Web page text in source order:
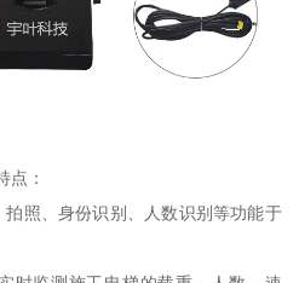
点：
照、身份识别、人数识别等功能于